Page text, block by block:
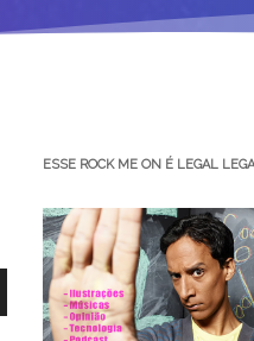
ESSE ROCK ME ON É LEGAL